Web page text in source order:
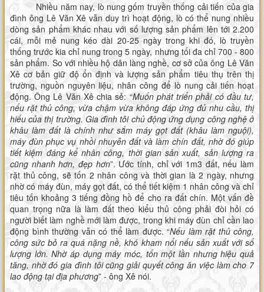
Nhiều năm nay, lò nung gốm truyền thống cải tiến của gia
đình ông Lê Văn Xê vẫn duy trì hoạt động, lò có thể nung nhiều
dòng sản phẩm khác nhau với số lượng sản phẩm lên tới 2.200
cái, mỗi mẻ nung kéo dài 20-25 ngày trong khi đó, lò truyền
thống trước kia chỉ nung trong 5 ngày, nhưng tối đa chỉ 700 - 800
sản phẩm. So với nhiều hộ dân làng nghề, cơ sở của ông Lê Văn
Xê cơ bản giữ độ ổn định và lượng sản phẩm tiêu thụ trên thị
trường, nguồn nguyên liệu, nhân công để lò nung cải tiến hoạt
động. Ông Lê Văn Xê chia sẻ: “Muốn phát triển phải có đầu tư,
nếu rặt thủ công, vừa chậm vừa không đáp ứng đủ nhu cầu, thị
hiếu của thị trường. Gia đình tôi chủ động ứng dụng công nghệ ở
khâu làm đất là chính như sắm máy gọt đất (khâu làm nguội),
máy đùn phục vụ nhồi nhuyễn đất và làm chín đất, nhờ đó giúp
tiết kiệm đáng kể nhân công, thời gian sản xuất, sản lượng ra
cũng nhanh hơn, đẹp hơn”. Ước tính, chỉ với 1m3 đất, nếu làm
rặt thủ công, sẽ tốn 2 nhân công và thời gian là 2 ngày, nhưng
nhờ có máy đùn, máy gọt đất, có thể tiết kiệm 1 nhân công và chỉ
tiêu tốn khoảng 3 tiếng đồng hồ để cho ra đất chín. Một vấn đề
quan trọng nữa là làm đất theo kiểu thủ công phải đòi hỏi có
người biết làm nghề mới làm được, trong khi máy đùn chỉ cần lao
động bình thường vẫn có thể làm được. “Nếu làm rặt thủ công,
công sức bỏ ra quá nặng nề, khó kham nổi nếu sản xuất với số
lượng lớn. Nhờ áp dụng máy móc, tốn một lần nhưng hiệu quả
tăng, nhờ đó gia đình tôi cũng giải quyết công ăn việc làm cho 7
lao động tại địa phương” - ông Xê nói.